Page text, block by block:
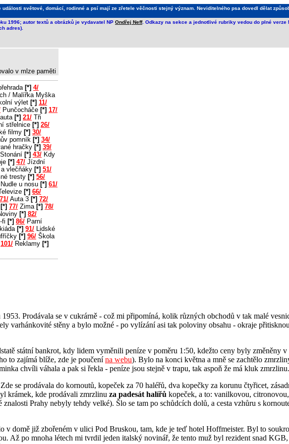
světové, domácí, rodinné a psí mají ze zřetele věčnosti stejný význam. Neviditelného psa dovedl dělat
1996; autor textů a obrázků je vydavatel NP Ondřej Neff. Odkazy na sekce a jednotlivé rubriky vedou do plné verze
adres).
v mlze paměti
[*] 4/
/ Malířka Myška
výlet [*] 11/
Punčocháče [*] 17/
[*] 21/ Tři
střelnice [*] 26/
filmy [*] 30/
pomník [*] 34/
hračky [*] 39/
Stonání [*] 43/ Kdy
[*] 47/ Jízdní
vlečňáky [*] 51/
tresty [*] 56/
Nudle u nosu [*] 61/
[*] 66/
71/ Auta 3 [*] 72/
[*] 77/ Zima [*] 78/
[*] 82/
fi [*] 86/ Parní
[*] 91/ Lidské
[*] 96/ Škola
101/ Reklamy [*]
Prodávala se v cukrárně - což mi připomíná, kolik různých obchodů v tak malé
varhánkovité stěny a bylo možné - po vylízání asi tak poloviny obsahu - okraje
státní bankrot, kdy lidem vyměnili peníze v poměru 1:50, kdežto ceny byly změněny
to zajímá blíže, zde je poučenína webu). Bylo na konci května a mně se zachtělo
chvíli váhala a pak si řekla - peníze jsou stejně v trapu, tak aspoň že má kluk zmrzlinu.
se prodávala do kornoutů, kopeček za 70 haléřů, dva kopečky za korunu čtyřicet,
krámek, kde prodávali zmrzlinu za padesát halířů kopeček, a to: vanilkovou,
Prahy nebyly tehdy velké). Šlo se tam po schůdcích dolů, a cesta vzhůru s
domě již zbořeném v ulici Pod Bruskou, tam, kde je teď hotel Hoffmeister. Byl to
Až po mnoha létech mi tvrdil jeden italský novinář, že tento muž byl rezident snad